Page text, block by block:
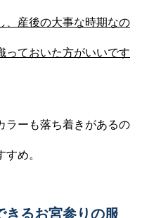
、産後の大事な時期なの
っておいた方がいいです
ラーも落ち着きがあるの
め。
きるお宮参りの服